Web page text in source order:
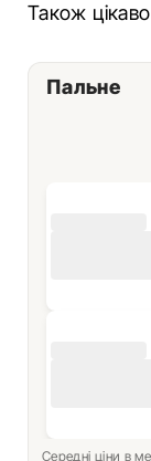
Також цікаво
Пальне
Середні ціни в